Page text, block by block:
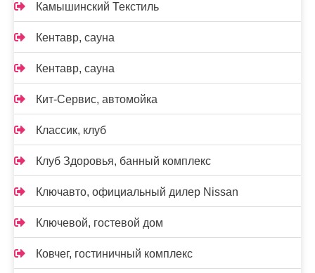
Камышинский Текстиль
Кентавр, сауна
Кентавр, сауна
Кит-Сервис, автомойка
Классик, клуб
Клуб Здоровья, банный комплекс
Ключавто, официальный дилер Nissan
Ключевой, гостевой дом
Ковчег, гостиничный комплекс